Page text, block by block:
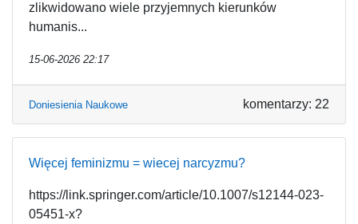
zlikwidowano wiele przyjemnych kierunków
humanis...
15-06-2026 22:17
Doniesienia Naukowe komentarzy: 22
Więcej feminizmu = wiecej narcyzmu?
https://link.springer.com/article/10.1007/s12144-023-
05451-x?